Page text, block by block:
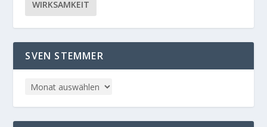
WIRKSAMKEIT
SVEN STEMMER